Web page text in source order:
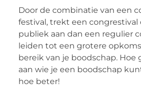
Door de combinatie van een
festival, trekt een congrestival
publiek aan dan een regulier
leiden tot een grotere
bereik van je boodschap. Hoe
aan wie je een boodschap
hoe beter!